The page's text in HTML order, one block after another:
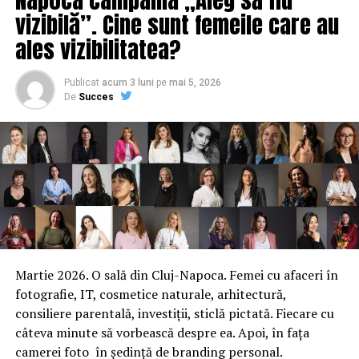
urmatorii ani (peste 500 de apartamente).
ARTICOLE PE ACEIASI TEMA: PRIMA
URMATORUL
„SUA vor distruge rachetele nucleare ale Rusiei, dacă va
fi necesar”
NU RATATI
Veste bună pentru toți bucureștenii! Ce se va întâmpla
rețeaua de internet și cablu
vizibilă”. Cine sunt femeile care au
ales vizibilitatea?
Publicat acum 3 luni pe mai 5, 2026
De Succes
Martie 2026. O sală din Cluj-Napoca. Femei cu afaceri în
fotografie, IT, cosmetice naturale, arhitectură,
consiliere parentală, investiții, sticlă pictată. Fiecare cu
câteva minute să vorbească despre ea. Apoi, în fața
camerei foto în ședință de branding personal.